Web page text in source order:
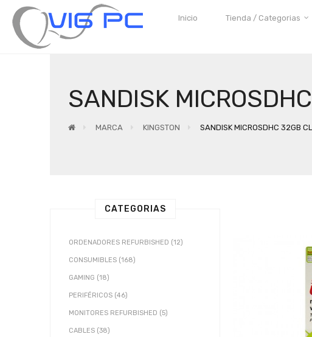
Inicio Tienda / Categorias
SANDISK
MARCA KINGSTON SANDISK MICROSDHC 32GB
CATEGORIAS
ORDENADORES REFURBISHED (12)
CONSUMIBLES (168)
GAMING (18)
PERIFÉRICOS (46)
MONITORES REFURBISHED (5)
CABLES (38)